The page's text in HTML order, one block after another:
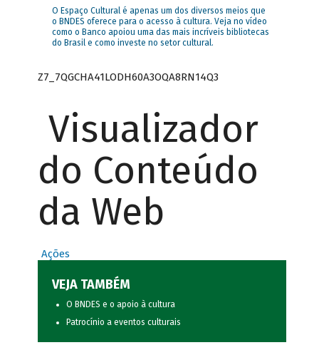
O Espaço Cultural é apenas um dos diversos meios que
o BNDES oferece para o acesso à cultura. Veja no vídeo
como o Banco apoiou uma das mais incríveis bibliotecas
do Brasil e como investe no setor cultural.
Z7_7QGCHA41LODH60A3OQA8RN14Q3
Visualizador
do Conteúdo
da Web
Ações
VEJA TAMBÉM
O BNDES e o apoio à cultura
Patrocínio a eventos culturais